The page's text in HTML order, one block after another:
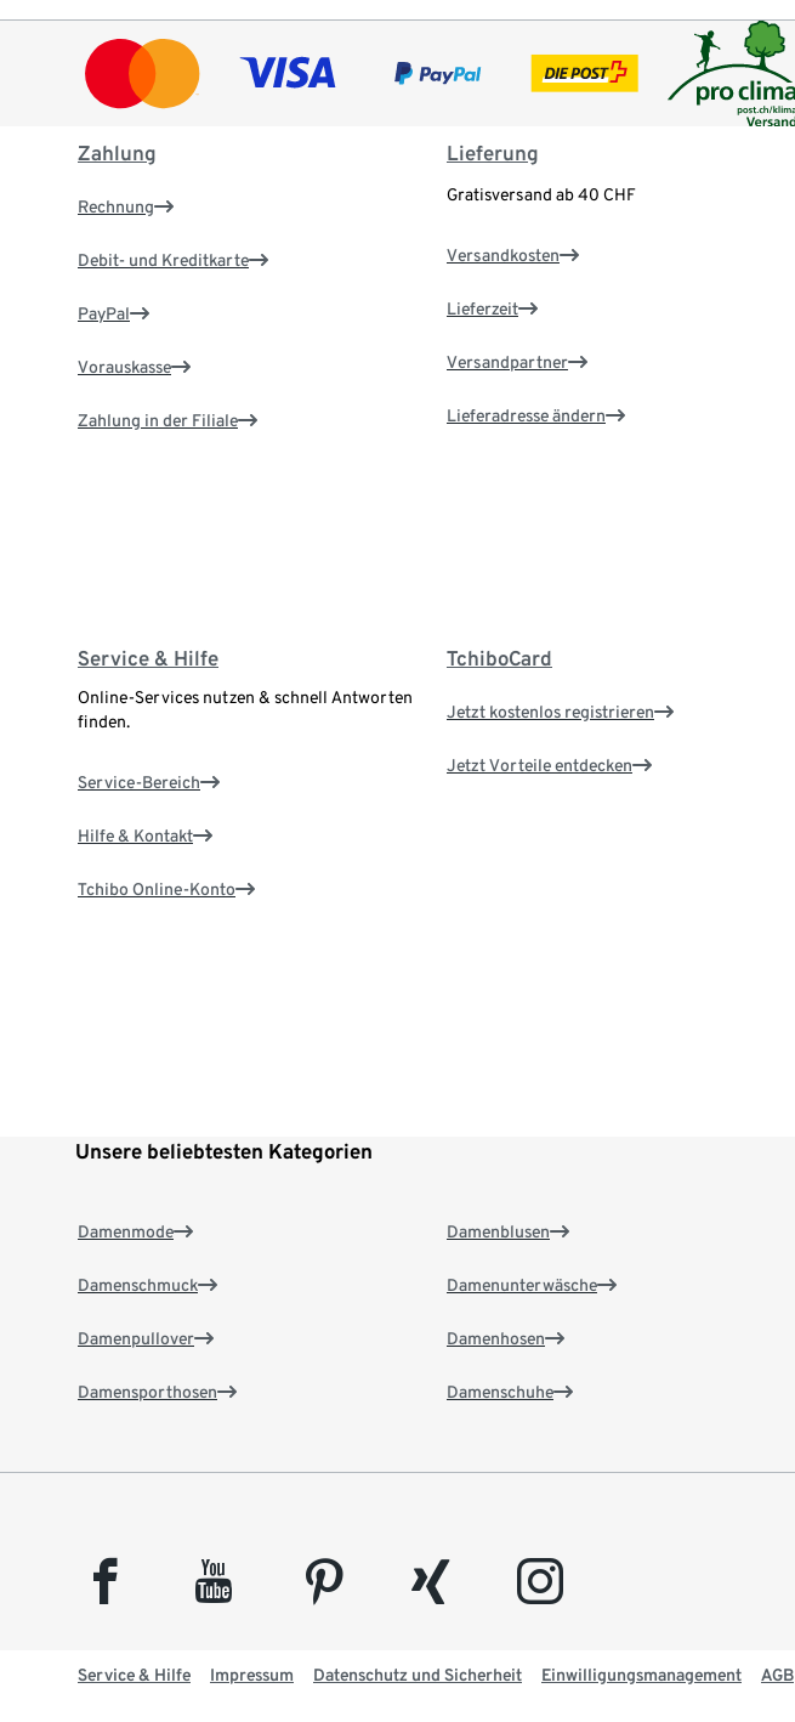
Zahlung
Rechnung
Debit- und Kreditkarte
PayPal
Vorauskasse
Zahlung in der Filiale
Lieferung
Gratisversand ab 40 CHF
Versandkosten
Lieferzeit
Versandpartner
Lieferadresse ändern
Service & Hilfe
Online-Services nutzen & schnell Antworten
finden.
Service-Bereich
Hilfe & Kontakt
Tchibo Online-Konto
TchiboCard
Jetzt kostenlos registrieren
Jetzt Vorteile entdecken
Unsere beliebtesten Kategorien
Damenmode
Damenschmuck
Damenpullover
Damensporthosen
Damenblusen
Damenunterwäsche
Damenhosen
Damenschuhe
facebook youtube pinterest xing instagram
Service & Hilfe Impressum Datenschutz und Sicherheit Einwilligungsmanagement AGB